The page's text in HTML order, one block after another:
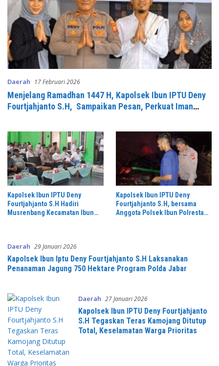
Daerah 17 Februari 2026
Menjelang Ramadhan 1447 H, Kapolsek Ibun IPTU Deny
Fourtjahjanto S.H, Sampaikan Pesan, Perkuat Iman
Kapolsek Ibun IPTU Deny
Fourtjahjanto S.H Hadiri
Musrenbang Kecamatan Ibun
Kapolsek Ibun IPTU Deny
Fourtjahjanto S.H, bersama
Anggota Polsek Ibun Polresta
Daerah 29 Januari 2026
Kapolsek Ibun Iptu Deny Fourtjahjanto S.H Laksanakan
Penanaman Jagung 750 Hektare Program Polda Jabar
Daerah 27 Januari 2026
Kapolsek Ibun IPTU Deny Fourtjahjanto
S.H Tegaskan Teras Kamojang Ditutup
Total, Keselamatan Warga Prioritas